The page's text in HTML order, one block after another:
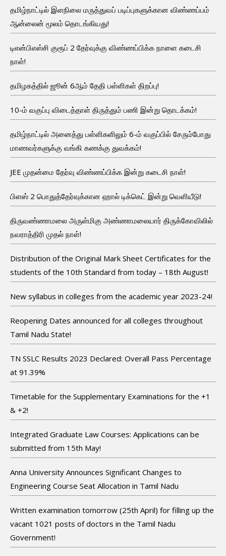
தமிழ்நாட்டில் இளநிலை மருத்துவப் படிப்புகளுக்கான விண்ணப்பம்
ஆன்லைன் மூலம் தொடங்கியது!
டிஎன்பிஎஸ்சி குரூப் 2 தேர்வுக்கு விண்ணப்பிக்க நாளை கடைசி
நாள்!
தமிழகத்தில் ஜூன் 6ஆம் தேதி பள்ளிகள் திறப்பு!
10-ம் வகுப்பு விடைத்தாள் திருத்தும் பணி இன்று தொடக்கம்!
தமிழ்நாட்டில் அனைத்து பள்ளிகளிலும் 6-ம் வகுப்பில் சேரும்போது
மாணவர்களுக்கு வங்கி கணக்கு துவக்கம்!
JEE முதன்மை தேர்வு விண்ணப்பிக்க இன்று கடைசி நாள்!
பிளஸ் 2 பொதுத்தேர்வுக்கான ஹால் டிக்கெட் இன்று வெளியீடு!
திருவண்ணாமலை அருள்மிகு அண்ணாமலையார் திருக்கோவிலில்
நவராத்திரி முதல் நாள்!
Distribution of the Original Mark Sheet Certificates for the
students of the 10th Standard from today – 18th August!
New syllabus in colleges from the academic year 2023-24!
Reopening Dates announced for all colleges throughout
Tamil Nadu State!
TN SSLC Results 2023 Declared: Overall Pass Percentage
at 91.39%
Timetable for the Supplementary Examinations for the +1
& +2!
Integrated Graduate Law Courses: Applications can be
submitted from 15th May!
Anna University Announces Significant Changes to
Engineering Course Seat Allocation in Tamil Nadu
Written examination tomorrow (25th April) for filling up the
vacant 1021 posts of doctors in the Tamil Nadu
Government!